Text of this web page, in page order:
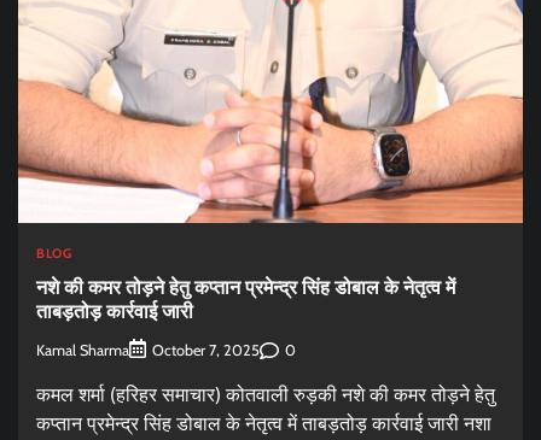
BLOG
नशे की कमर तोड़ने हेतु कप्तान प्रमेन्द्र सिंह डोबाल के नेतृत्व में
ताबड़तोड़ कार्रवाई जारी
Kamal Sharma October 7, 2025 0
कमल शर्मा (हरिहर समाचार) कोतवाली रुड़की नशे की कमर तोड़ने हेतु
कप्तान प्रमेन्द्र सिंह डोबाल के नेतृत्व में ताबड़तोड़ कार्रवाई जारी नशा